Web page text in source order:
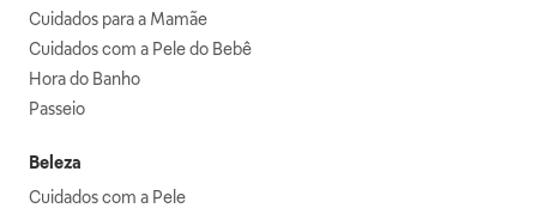
Cuidados para a Mamãe
Cuidados com a Pele do Bebê
Hora do Banho
Passeio
Beleza
Cuidados com a Pele